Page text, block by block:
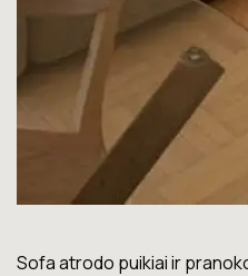
Lova labai gera. Šiuo metu